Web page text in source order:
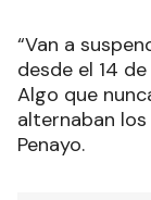
“Van a
desde el 14
Algo que
alternaban
Penayo.